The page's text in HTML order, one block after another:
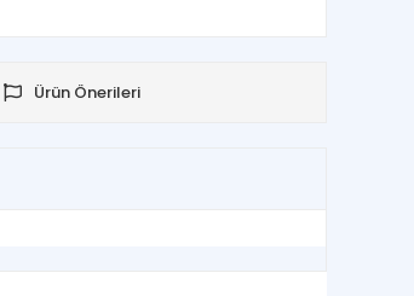
Ürün Önerileri